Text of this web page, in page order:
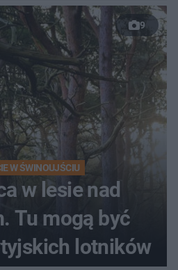
9
W ŚWINOUJŚCIU
w lesie nad
Tu mogą być
lotników